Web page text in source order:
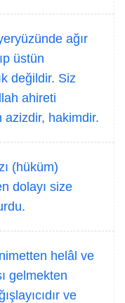
ağır
üstün
değildir. Siz
ahireti
azizdir, hakimdir.
(hüküm)
dolayı size
helâl ve
gelmekten
ve